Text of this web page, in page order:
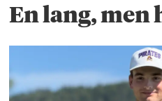
En lang, men